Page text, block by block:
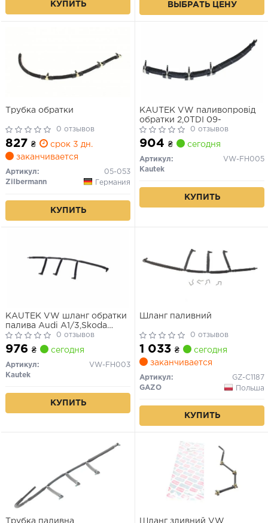
КУПИТЬ ВЫБРАТЬ ЦЕНУ
Трубка обратки
0 отзывов
827 ₴
срок 3 дн.
заканчивается
Артикул:
05-053
Zilbermann
Германия
КУПИТЬ
KAUTEK VW паливопровід
обратки 2,0TDI 09-
0 отзывов
904 ₴ сегодня
Артикул:
VW-FH005
Kautek
КУПИТЬ
KAUTEK VW шланг обратки
палива Audi A1/3,Skoda
Fabia II,Octavia
II,Rapid,Roomster,SuperB
II,Caddy III,IV,Golf
VI,Passat,Polo,Touran 1.6TDI
09-
0 отзывов
976 ₴ сегодня
Артикул:
VW-FH003
Kautek
КУПИТЬ
Шланг паливний
0 отзывов
1 033 ₴
сегодня
заканчивается
Артикул:
GZ-C1187
GAZO
Польша
КУПИТЬ
Трубка паливна Шланг зливний VW